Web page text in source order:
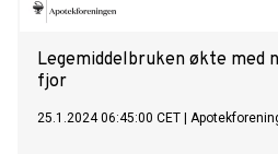
Legemiddelbruken økte med
fjor
25.1.2024 06:45:00 CET